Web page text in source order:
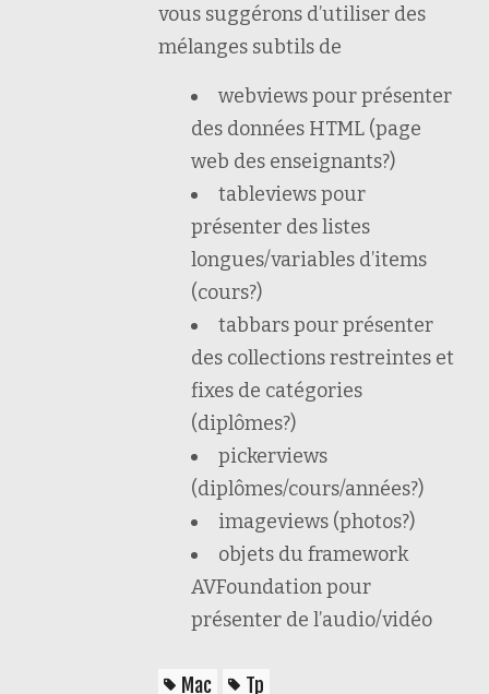
vous suggérons d’utiliser des
mélanges subtils de
webviews pour présenter
des données HTML (page
web des enseignants?)
tableviews pour
présenter des listes
longues/variables d’items
(cours?)
tabbars pour présenter
des collections restreintes et
fixes de catégories
(diplômes?)
pickerviews
(diplômes/cours/années?)
imageviews (photos?)
objets du framework
AVFoundation pour
présenter de l’audio/vidéo
Mac Tp